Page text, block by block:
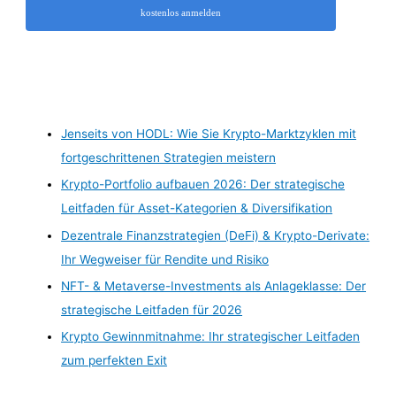
kostenlos anmelden
Jenseits von HODL: Wie Sie Krypto-Marktzyklen mit
fortgeschrittenen Strategien meistern
Krypto-Portfolio aufbauen 2026: Der strategische
Leitfaden für Asset-Kategorien & Diversifikation
Dezentrale Finanzstrategien (DeFi) & Krypto-Derivate:
Ihr Wegweiser für Rendite und Risiko
NFT- & Metaverse-Investments als Anlageklasse: Der
strategische Leitfaden für 2026
Krypto Gewinnmitnahme: Ihr strategischer Leitfaden
zum perfekten Exit